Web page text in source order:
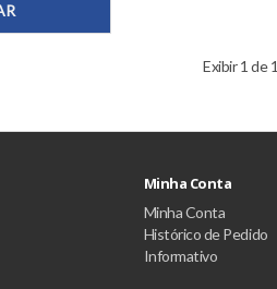
Exibir 1 de
Minha Conta
Minha Conta
Histórico de Pedido
Informativo